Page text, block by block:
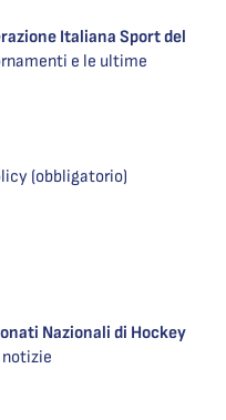
Italiana Sport del
e le ultime
(obbligatorio)
Nazionali di Hockey